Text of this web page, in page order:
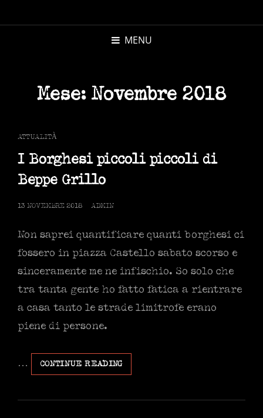
MENU
Mese: Novembre 2018
CAT
LINKS
ATTUALITÀ
I Borghesi piccoli piccoli di
Beppe Grillo
POSTED
13 NOVEMBRE 2018 ADMIN
Non saprei quantificare quanti borghesi ci
fossero in piazza Castello sabato scorso e
sinceramente me ne infischio. So solo che
tra tanta gente ho fatto fatica a rientrare
a casa tanto le strade limitrofe erano
piene di persone.
… CONTINUE READINGI
BORGHESI
PICCOLI